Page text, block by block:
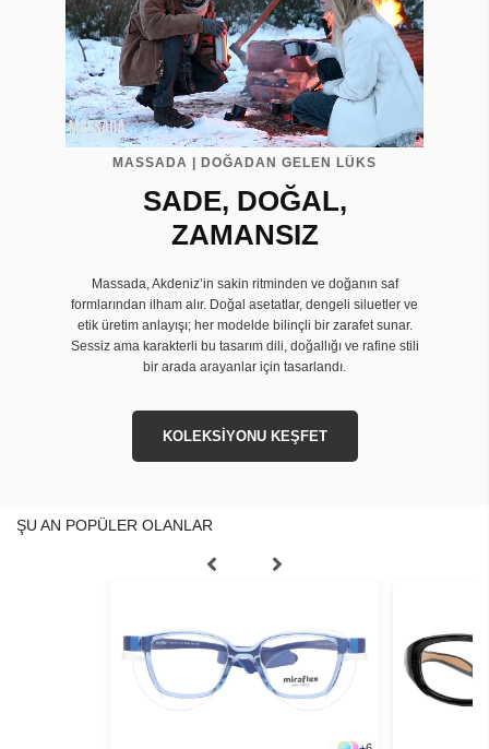
MASSADA | DOĞADAN GELEN LÜKS
SADE, DOĞAL,
ZAMANSIZ
Massada, Akdeniz’in sakin ritminden ve doğanın saf
formlarından ilham alır. Doğal asetatlar, dengeli siluetler ve
etik üretim anlayışı; her modelde bilinçli bir zarafet sunar.
Sessiz ama karakterli bu tasarım dili, doğallığı ve rafine stili
bir arada arayanlar için tasarlandı.
KOLEKSİYONU KEŞFET
ŞU AN POPÜLER OLANLAR